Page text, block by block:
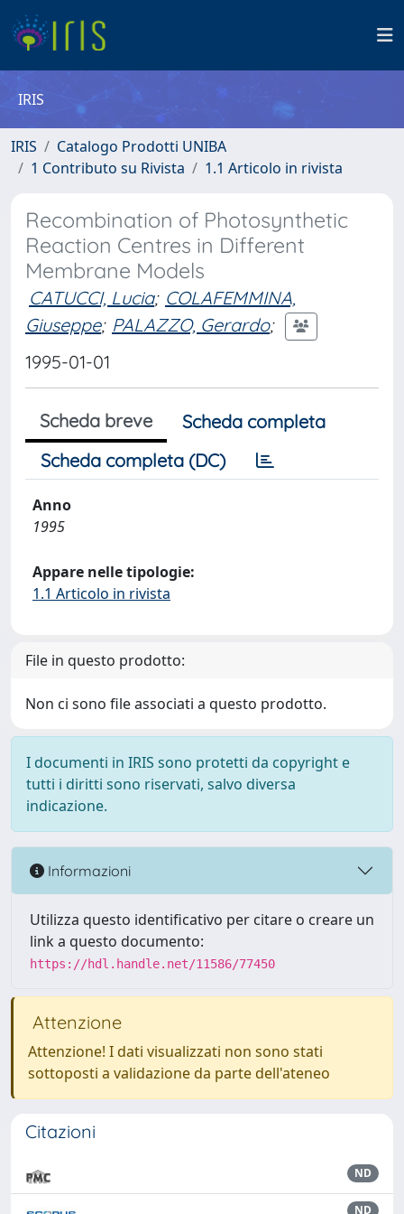
IRIS
IRIS
Catalogo Prodotti UNIBA
1 Contributo su Rivista
1.1 Articolo in rivista
Recombination of Photosynthetic
Reaction Centres in Different
Membrane Models
CATUCCI, Lucia; COLAFEMMINA,
Giuseppe; PALAZZO, Gerardo;
1995-01-01
Scheda breve
Scheda completa
Scheda completa (DC)
Anno
1995
Appare nelle tipologie:
1.1 Articolo in rivista
File in questo prodotto:
Non ci sono file associati a questo prodotto.
I documenti in IRIS sono protetti da copyright e
tutti i diritti sono riservati, salvo diversa
indicazione.
Informazioni
Utilizza questo identificativo per citare o creare un
link a questo documento:
https://hdl.handle.net/11586/77450
Attenzione
Attenzione! I dati visualizzati non sono stati
sottoposti a validazione da parte dell'ateneo
Citazioni
ND
ND